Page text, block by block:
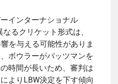
インターナショナル
なるクリケット形式は、
を与える可能性がありま
ボウラーがバッツマンを
時間が長いため、審判は
よりLBW決定を下す傾向